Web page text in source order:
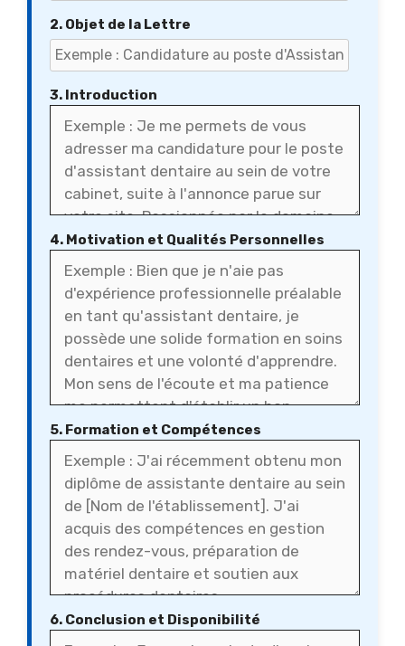
2. Objet de la Lettre
3. Introduction
4. Motivation et Qualités Personnelles
5. Formation et Compétences
6. Conclusion et Disponibilité